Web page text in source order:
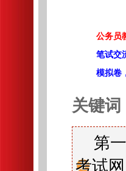
公务员
笔试交
模拟卷
关键词
第
考试网